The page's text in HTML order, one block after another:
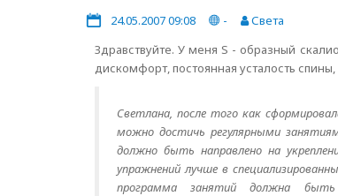
24.05.2007 09:08 -
Света
Здравствуйте. У меня S - образный
дискомфорт, постоянная усталость
Светлана, после того как
можно достичь регулярными
должно быть направлено на
упражнений лучше в
программа занятий должна